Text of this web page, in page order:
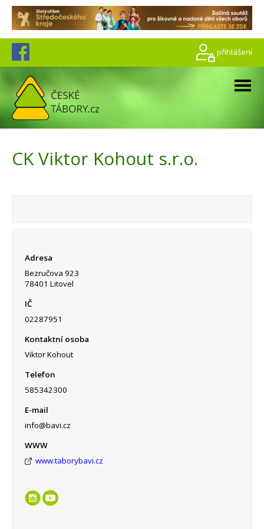
přihlášení
CK Viktor Kohout s.r.o.
Adresa
Bezručova 923
78401 Litovel
IČ
02287951
Kontaktní osoba
Viktor Kohout
Telefon
585342300
E-mail
info@bavi.cz
WWW
www.taborybavi.cz